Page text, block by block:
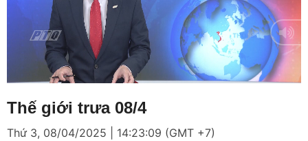
Mute Loaded:
4.79%
Thế giới trưa 08/4
Thứ 3, 08/04/2025 | 14:23:09 (GMT +7)